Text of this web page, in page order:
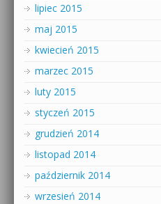
lipiec 2015
maj 2015
kwiecień 2015
marzec 2015
luty 2015
styczeń 2015
grudzień 2014
listopad 2014
październik 2014
wrzesień 2014